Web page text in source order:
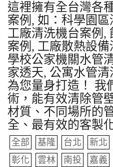
這裡擁有全台灣各
案例, 如：科學園
工廠清洗機台案例,
案例, 工廠散熱設
學校公家機關水管
家透天, 公寓水管清
為您量身打造！ 我
術，能有效清除管
材質、不同場所的
全、最有效的客製
全部 基隆 台北 新北
彰化
雲林 南投 嘉義